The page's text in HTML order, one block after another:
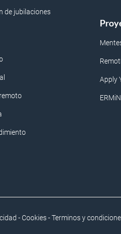
de jubilaciones
Apply
- Cookies-Terminos y